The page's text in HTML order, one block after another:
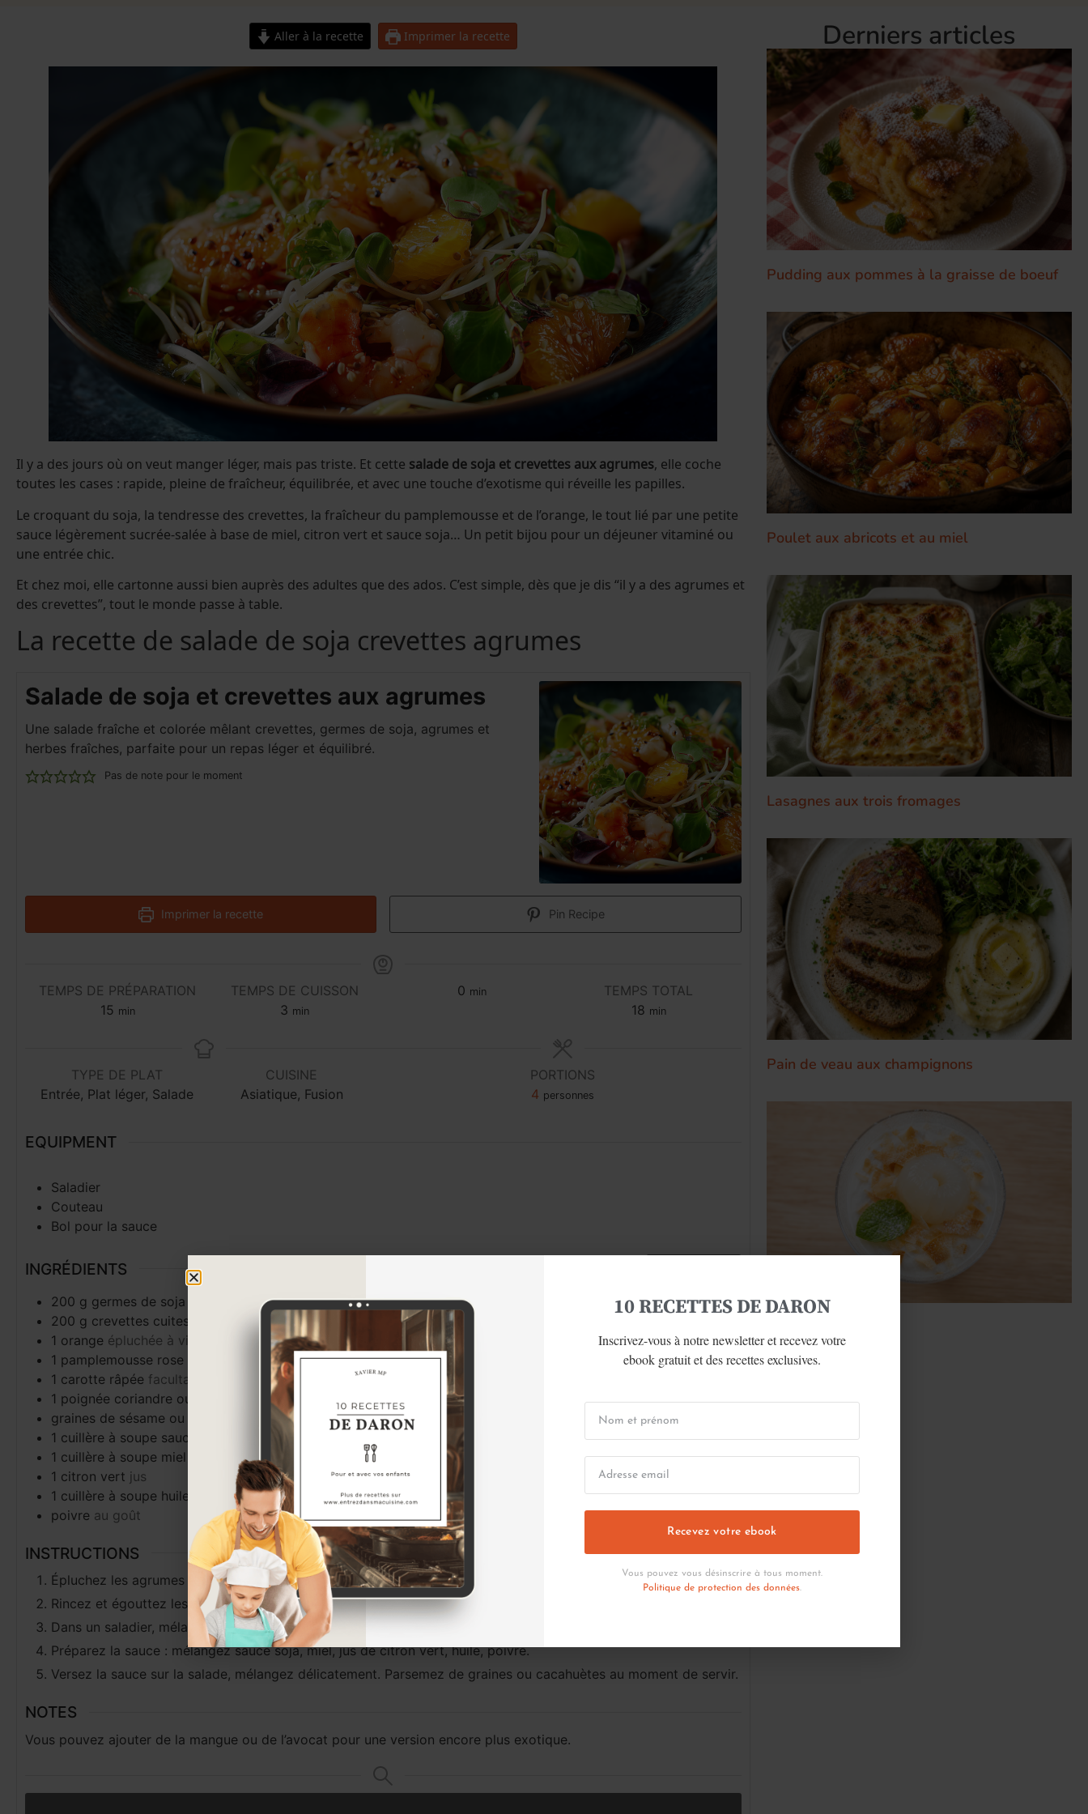
Aller à la recette Imprimer la recette
Il y a des jours où on veut manger léger, mais pas triste. Et cette salade de soja et crevettes aux agrumes, elle coche
toutes les cases : rapide, pleine de fraîcheur, équilibrée, et avec une touche d’exotisme qui réveille les papilles.
Le croquant du soja, la tendresse des crevettes, la fraîcheur du pamplemousse et de l’orange, le tout lié par une petite
sauce légèrement sucrée-salée à base de miel, citron vert et sauce soja… Un petit bijou pour un déjeuner vitaminé ou
une entrée chic.
Et chez moi, elle cartonne aussi bien auprès des adultes que des ados. C’est simple, dès que je dis “il y a des agrumes et
des crevettes”, tout le monde passe à table.
La recette de salade de soja crevettes agrumes
Salade de soja et crevettes aux agrumes
Une salade fraîche et colorée mêlant crevettes, germes de soja, agrumes et
herbes fraîches, parfaite pour un repas léger et équilibré.
Pas de note pour le moment
Imprimer la recette Pin Recipe
TEMPS DE PRÉPARATION
15 min
TEMPS DE CUISSON
3 min
0 min
TEMPS TOTAL
18 min
TYPE DE PLAT
Entrée, Plat léger, Salade
CUISINE
Asiatique, Fusion
PORTIONS
4 personnes
EQUIPMENT
Saladier
Couteau
Bol pour la sauce
INGRÉDIENTS
200 g germes de soja frais
ou pousses de haricots mungo
200 g crevettes cuites décortiquées
1 orange épluchée à vif et coupée en morceaux
1 pamplemousse rose
épluché à vif et coupé en morceaux
1 carotte râpée facultatif
1 poignée coriandre ou menthe fraîche
graines de sésame ou cacahuètes concassées pour la finition
1 cuillère à soupe sauce soja
1 cuillère à soupe miel
1 citron vert jus
1 cuillère à soupe huile de sésame ou d’olive
poivre au goût
INSTRUCTIONS
Épluchez les agrumes à vif et coupez-les en morceaux.
Rincez et égouttez les germes de soja.
Dans un saladier, mélangez crevettes, germes de soja, agrumes, carotte râpée et herbes.
Préparez la sauce : mélangez sauce soja, miel, jus de citron vert, huile, poivre.
Versez la sauce sur la salade, mélangez délicatement. Parsemez de graines ou cacahuètes au moment de servir.
NOTES
Vous pouvez ajouter de la mangue ou de l’avocat pour une version encore plus exotique.
Derniers articles
Pudding aux pommes à la graisse de boeuf
Poulet aux abricots et au miel
Lasagnes aux trois fromages
Pain de veau aux champignons
10 RECETTES DE DARON
Inscrivez-vous à notre newsletter et recevez votre
ebook gratuit et des recettes exclusives.
Recevez votre ebook
Vous pouvez vous désinscrire à tous moment.
Politique de protection des données.